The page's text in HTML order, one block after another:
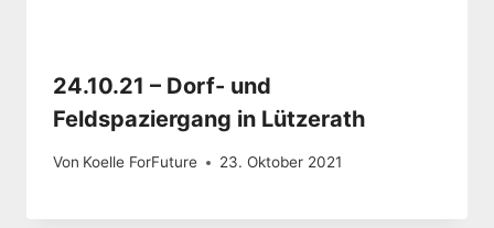
24.10.21 – Dorf- und
Feldspaziergang in Lützerath
Von Koelle ForFuture 23. Oktober 2021